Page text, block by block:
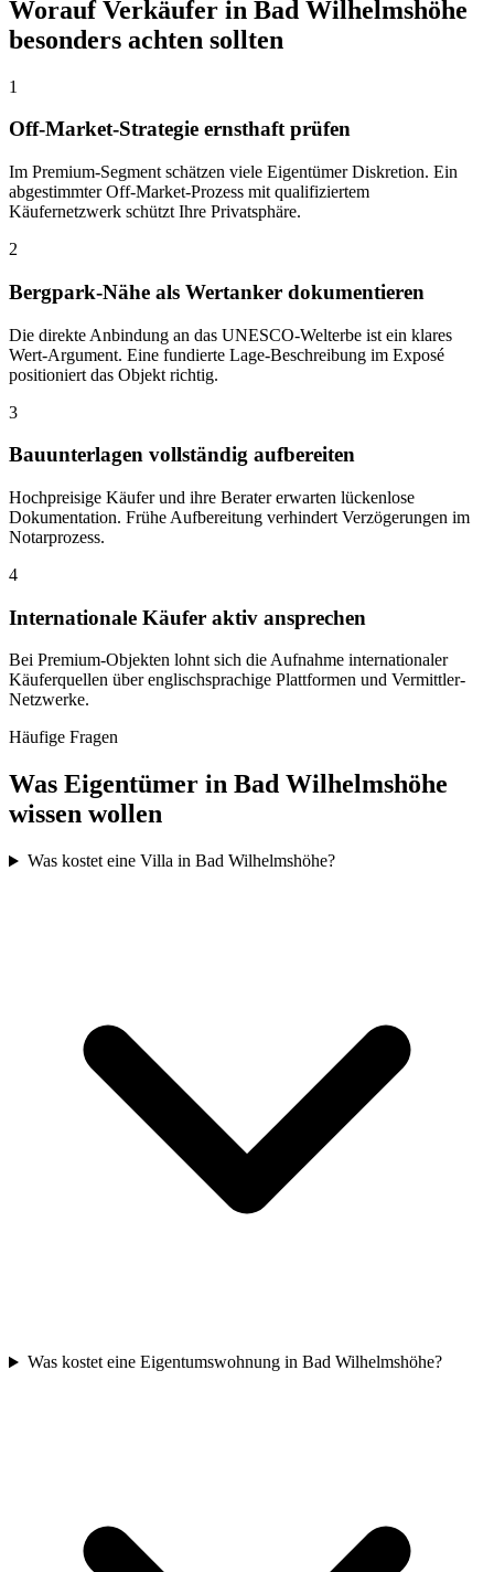
Worauf Verkäufer in Bad Wilhelmshöhe
besonders achten sollten
1
Off-Market-Strategie ernsthaft prüfen
Im Premium-Segment schätzen viele Eigentümer Diskretion. Ein
abgestimmter Off-Market-Prozess mit qualifiziertem
Käufernetzwerk schützt Ihre Privatsphäre.
2
Bergpark-Nähe als Wertanker dokumentieren
Die direkte Anbindung an das UNESCO-Welterbe ist ein klares
Wert-Argument. Eine fundierte Lage-Beschreibung im Exposé
positioniert das Objekt richtig.
3
Bauunterlagen vollständig aufbereiten
Hochpreisige Käufer und ihre Berater erwarten lückenlose
Dokumentation. Frühe Aufbereitung verhindert Verzögerungen im
Notarprozess.
4
Internationale Käufer aktiv ansprechen
Bei Premium-Objekten lohnt sich die Aufnahme internationaler
Käuferquellen über englischsprachige Plattformen und Vermittler-
Netzwerke.
Häufige Fragen
Was Eigentümer in Bad Wilhelmshöhe
wissen wollen
Was kostet eine Villa in Bad Wilhelmshöhe?
Was kostet eine Eigentumswohnung in Bad Wilhelmshöhe?